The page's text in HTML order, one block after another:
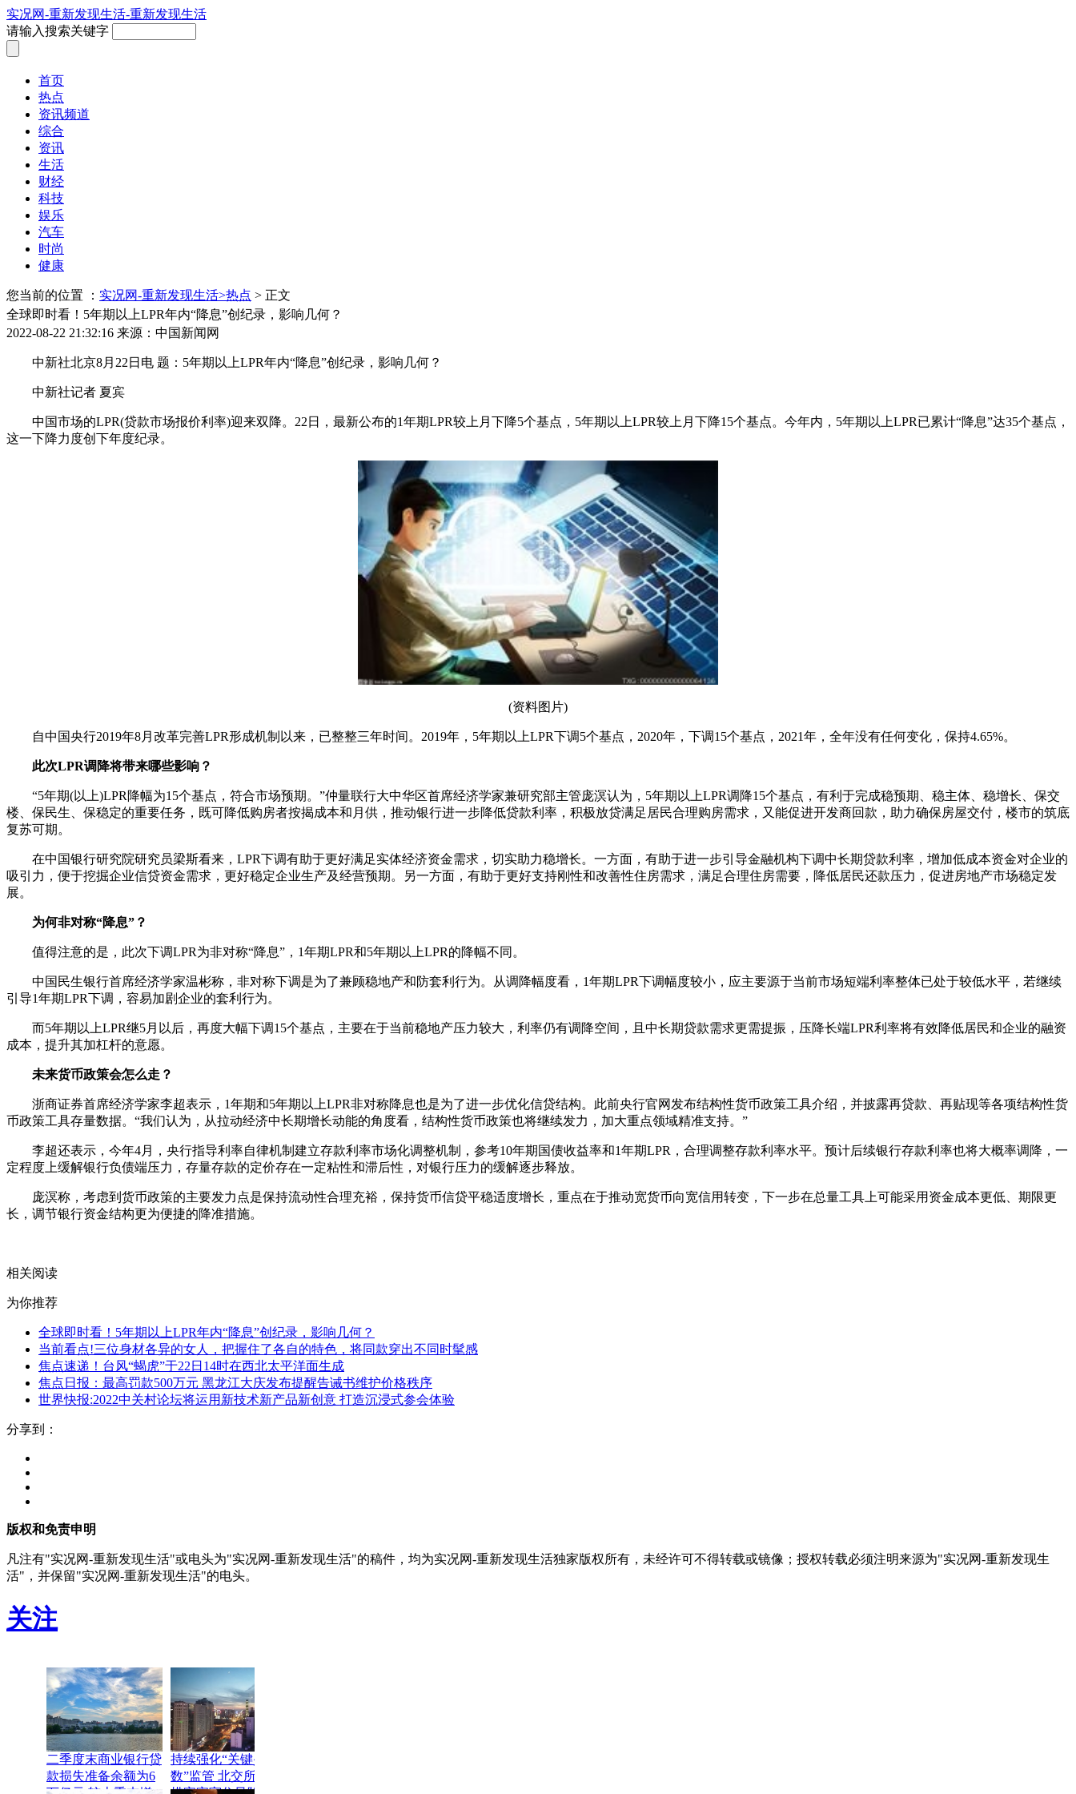
实况网-重新发现生活-重新发现生活
请输入搜索关键字
首页
热点
资讯频道
综合
资讯
生活
财经
科技
娱乐
汽车
时尚
健康
您当前的位置 ： 实况网-重新发现生活>热点 > 正文
全球即时看！5年期以上LPR年内“降息”创纪录，影响几何？
2022-08-22 21:32:16 来源：中国新闻网
中新社北京8月22日电 题：5年期以上LPR年内“降息”创纪录，影响几何？
中新社记者 夏宾
中国市场的LPR(贷款市场报价利率)迎来双降。22日，最新公布的1年期LPR较上月下降5个基点，5年期以上LPR较上月下降15个基点。今年内，5年期以上LPR已累计“降息”达35个基点，
这一下降力度创下年度纪录。
(资料图片)
自中国央行2019年8月改革完善LPR形成机制以来，已整整三年时间。2019年，5年期以上LPR下调5个基点，2020年，下调15个基点，2021年，全年没有任何变化，保持4.65%。
此次LPR调降将带来哪些影响？
“5年期(以上)LPR降幅为15个基点，符合市场预期。”仲量联行大中华区首席经济学家兼研究部主管庞溟认为，5年期以上LPR调降15个基点，有利于完成稳预期、稳主体、稳增长、保交
楼、保民生、保稳定的重要任务，既可降低购房者按揭成本和月供，推动银行进一步降低贷款利率，积极放贷满足居民合理购房需求，又能促进开发商回款，助力确保房屋交付，楼市的筑底
复苏可期。
在中国银行研究院研究员梁斯看来，LPR下调有助于更好满足实体经济资金需求，切实助力稳增长。一方面，有助于进一步引导金融机构下调中长期贷款利率，增加低成本资金对企业的
吸引力，便于挖掘企业信贷资金需求，更好稳定企业生产及经营预期。另一方面，有助于更好支持刚性和改善性住房需求，满足合理住房需要，降低居民还款压力，促进房地产市场稳定发
展。
为何非对称“降息”？
值得注意的是，此次下调LPR为非对称“降息”，1年期LPR和5年期以上LPR的降幅不同。
中国民生银行首席经济学家温彬称，非对称下调是为了兼顾稳地产和防套利行为。从调降幅度看，1年期LPR下调幅度较小，应主要源于当前市场短端利率整体已处于较低水平，若继续
引导1年期LPR下调，容易加剧企业的套利行为。
而5年期以上LPR继5月以后，再度大幅下调15个基点，主要在于当前稳地产压力较大，利率仍有调降空间，且中长期贷款需求更需提振，压降长端LPR利率将有效降低居民和企业的融资
成本，提升其加杠杆的意愿。
未来货币政策会怎么走？
浙商证券首席经济学家李超表示，1年期和5年期以上LPR非对称降息也是为了进一步优化信贷结构。此前央行官网发布结构性货币政策工具介绍，并披露再贷款、再贴现等各项结构性货
币政策工具存量数据。“我们认为，从拉动经济中长期增长动能的角度看，结构性货币政策也将继续发力，加大重点领域精准支持。”
李超还表示，今年4月，央行指导利率自律机制建立存款利率市场化调整机制，参考10年期国债收益率和1年期LPR，合理调整存款利率水平。预计后续银行存款利率也将大概率调降，一
定程度上缓解银行负债端压力，存量存款的定价存在一定粘性和滞后性，对银行压力的缓解逐步释放。
庞溟称，考虑到货币政策的主要发力点是保持流动性合理充裕，保持货币信贷平稳适度增长，重点在于推动宽货币向宽信用转变，下一步在总量工具上可能采用资金成本更低、期限更
长，调节银行资金结构更为便捷的降准措施。
相关阅读
为你推荐
全球即时看！5年期以上LPR年内“降息”创纪录，影响几何？
当前看点!三位身材各异的女人，把握住了各自的特色，将同款穿出不同时髦感
焦点速递！台风“蝎虎”于22日14时在西北太平洋面生成
焦点日报：最高罚款500万元 黑龙江大庆发布提醒告诫书维护价格秩序
世界快报:2022中关村论坛将运用新技术新产品新创意 打造沉浸式参会体验
分享到：
版权和免责申明
凡注有"实况网-重新发现生活"或电头为"实况网-重新发现生活"的稿件，均为实况网-重新发现生活独家版权所有，未经许可不得转载或镜像；授权转载必须注明来源为"实况网-重新发现生
活"，并保留"实况网-重新发现生活"的电头。
关注
二季度末商业银行贷
款损失准备余额为6
持续强化“关键少
数”监管 北交所多举